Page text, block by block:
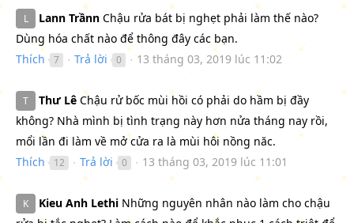
L Lann Trầnn Chậu rửa bát bị nghẹt phải làm thế nào?
Dùng hóa chất nào để thông đây các bạn.
Thích
7 ● Trả lời 0 ● 13 tháng 03, 2019 lúc 11:02
T Thư Lê Chậu rử bốc mùi hồi có phải do hầm bị đầy
không? Nhà mình bị tình trạng này hơn nửa tháng nay rồi,
mổi lần đi làm về mở cửa ra là mùi hôi nồng năc.
Thích
12 ● Trả lời 0 ● 13 tháng 03, 2019 lúc 11:01
K Kieu Anh Lethi Những nguyên nhân nào làm cho chậu